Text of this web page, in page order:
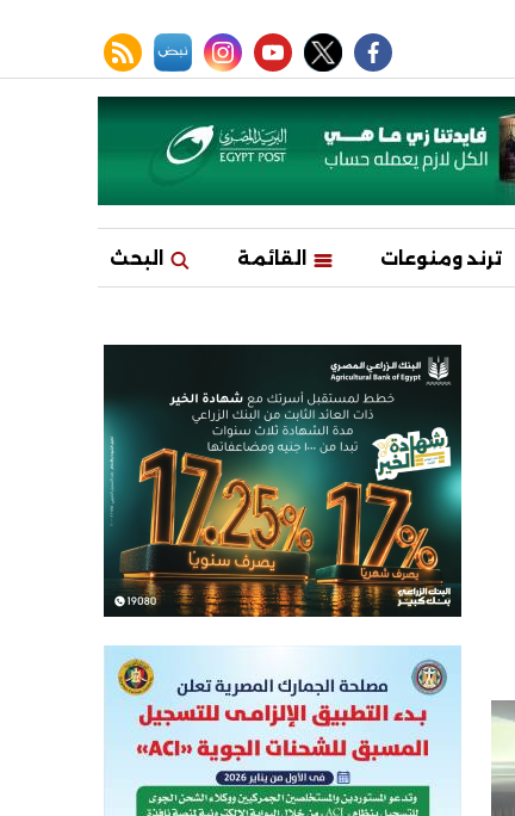
facebook
twitter
youtube
instagram
نبض rss feed
ترند ومنوعات القائمة البحث